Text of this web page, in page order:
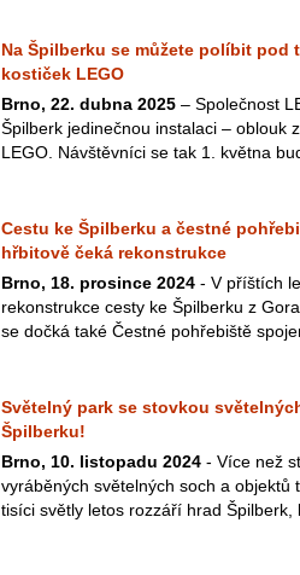
Na Špilberku se můžete políbit pod
kostiček LEGO
Brno, 22. dubna 2025 – Společnost
Špilberk jedinečnou instalaci – oblouk
LEGO. Návštěvníci se tak 1. května
Cestu ke Špilberku a čestné
hřbitově čeká rekonstrukce
Brno, 18. prosince 2024 - V příštích
rekonstrukce cesty ke Špilberku z
se dočká také Čestné pohřebiště
Světelný park se stovkou
Špilberku!
Brno, 10. listopadu 2024 - Více než
vyráběných světelných soch a objektů
tisíci světly letos rozzáří hrad Špilberk,